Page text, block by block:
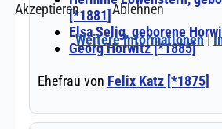
Akzeptieren
Ablehnen
Weitere Informationen|